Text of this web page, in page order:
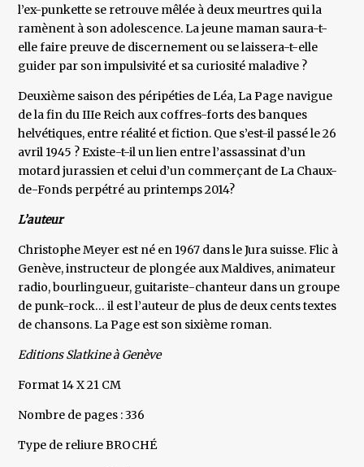
l’ex-punkette se retrouve mêlée à deux meurtres qui la
ramènent à son adolescence. La jeune maman saura-t-
elle faire preuve de discernement ou se laissera-t-elle
guider par son impulsivité et sa curiosité maladive ?
Deuxième saison des péripéties de Léa, La Page navigue
de la fin du IIIe Reich aux coffres-forts des banques
helvétiques, entre réalité et fiction. Que s’est-il passé le 26
avril 1945 ? Existe-t-il un lien entre l’assassinat d’un
motard jurassien et celui d’un commerçant de La Chaux-
de-Fonds perpétré au printemps 2014?
L’auteur
Christophe Meyer est né en 1967 dans le Jura suisse. Flic à
Genève, instructeur de plongée aux Maldives, animateur
radio, bourlingueur, guitariste-chanteur dans un groupe
de punk-rock… il est l’auteur de plus de deux cents textes
de chansons. La Page est son sixième roman.
Editions Slatkine à Genève
Format 14 X 21 CM
Nombre de pages : 336
Type de reliure BROCHÉ